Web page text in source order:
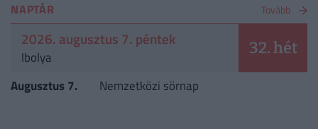
NAPTÁR Tovább
2026. augusztus 7. péntek
Ibolya 32. hét
Augusztus 7. Nemzetközi sörnap